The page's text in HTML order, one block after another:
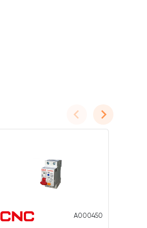
A000450